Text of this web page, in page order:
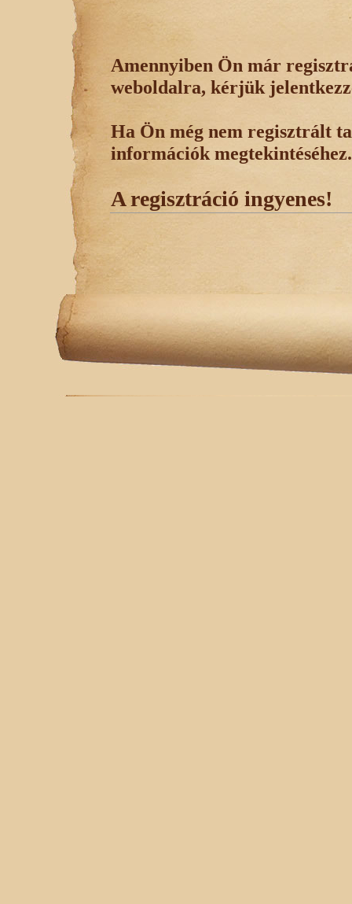
Amennyiben Ön már
weboldalra, kérjük
Ha Ön még nem regisztrált
információk megtekintéséhez.
A regisztráció ingyenes!